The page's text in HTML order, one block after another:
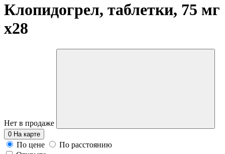
Клопидогрел, таблетки, 75 мг
x28
Нет в продаже
0 На карте
По цене
По расстоянию